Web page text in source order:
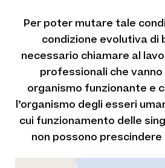
Per poter mutare tale
condizione evolutiva di
necessario chiamare al
professionali che
organismo funzionante e
l’organismo degli esseri
cui funzionamento delle
non possono prescindere